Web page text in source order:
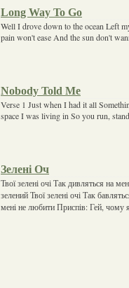
Long Way To Go
Well I drove down to the ocean Left
pain won't ease And the sun don't
Nobody Told Me
Verse 1 Just when I had it all
space I was living in So you run,
Зелені Оч
Твої зелені очі Так дивляться на
зелений Твої зелені очі Так
мені не любити Приспів: Гей, чому